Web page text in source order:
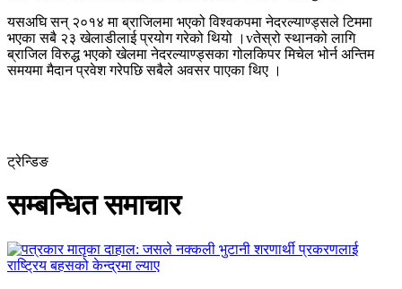
यसअघि सन् २०१४ मा ब्राजिलमा भएको विश्वकपमा नेदरल्याण्ड्सले टिममा
भएका सबै २३ खेलाडीलाई प्रयोग गरेको थियो ।vतेस्रो स्थानको लागि
ब्राजिल विरुद्ध भएको खेलमा नेदरल्याण्ड्सका गोलकिपर मिचेल भोर्न अन्तिम
समयमा मैदान प्रवेश गरेपछि सबैले अवसर पाएका थिए ।
ट्रेन्डिङ
सम्बन्धित समाचार